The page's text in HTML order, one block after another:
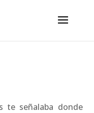
te señalaba donde